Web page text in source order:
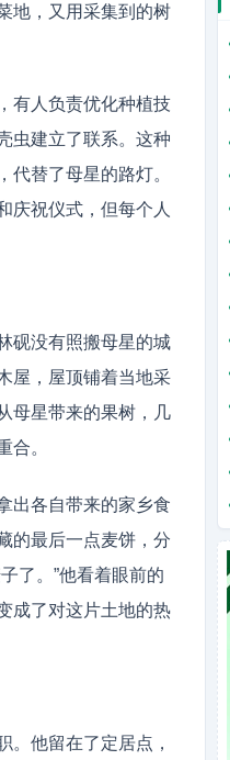
地，又用采集到的树
有人负责优化种植技
虫建立了联系。这种
替了母星的路灯。
庆祝仪式，但每个人
砚没有照搬母星的城
屋，屋顶铺着当地采
母星带来的果树，几
合。
出各自带来的家乡食
的最后一点麦饼，分
了。”他看着眼前的
成了对这片土地的热
。他留在了定居点，